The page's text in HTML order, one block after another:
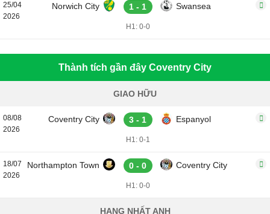
25/04
2026
Norwich City 1 - 1 Swansea
H1: 0-0
Thành tích gần đây Coventry City
GIAO HỮU
08/08
2026
Coventry City 3 - 1 Espanyol
H1: 0-1
18/07
2026
Northampton Town 0 - 0 Coventry City
H1: 0-0
HẠNG NHẤT ANH